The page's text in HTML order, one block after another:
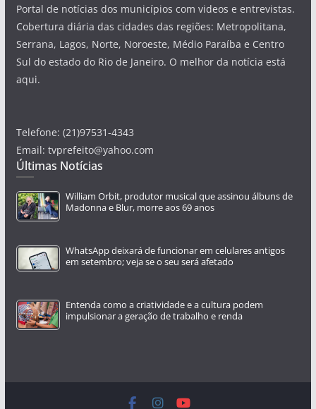
Portal de notícias dos municípios com videos e entrevistas.
Cobertura diária das cidades das regiões: Metropolitana,
Serrana, Lagos, Norte, Noroeste, Médio Paraíba e Centro
Sul do estado do Rio de Janeiro. O melhor da notícia está
aqui.
Telefone: (21)97531-4343
Email: tvprefeito@yahoo.com
Últimas Notícias
William Orbit, produtor musical que assinou álbuns de
Madonna e Blur, morre aos 69 anos
WhatsApp deixará de funcionar em celulares antigos
em setembro; veja se o seu será afetado
Entenda como a criatividade e a cultura podem
impulsionar a geração de trabalho e renda